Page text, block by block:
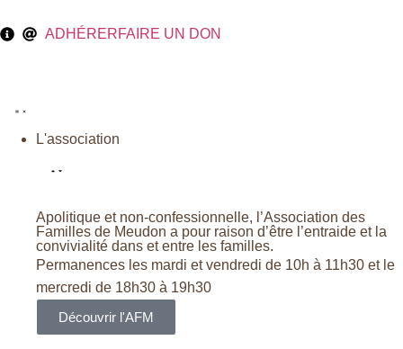
ADHÉRERFAIRE UN DON
L'association
Apolitique et non-confessionnelle, l’Association des
Familles de Meudon a pour raison d’être l’entraide et la
convivialité dans et entre les familles.
Permanences les mardi et vendredi de 10h à 11h30 et le
mercredi de 18h30 à 19h30
Découvrir l'AFM